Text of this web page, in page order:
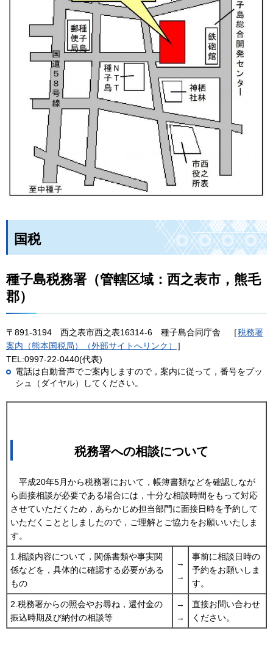
国税
種子島税務署（管轄区域：西之表市，熊毛
郡）
〒891-3194 西之表市西之表16314-6 種子島合同庁舎 ［税務署
案内（熊本国税局）（外部サイトへリンク）
］
TEL:0997-22-0440(代表)
電話は自動音声でご案内しますので，案内に従って，番号をプッ
シュ（ダイヤル）してください。
税務署への相談について
平成20年5月から税務署において，帳簿書類などを確認しなが
ら面接相談が必要である場合には，十分な相談時間をもって対応
させていただくため，あらかじめ担当部門に面接日時を予約して
いただくこととしましたので，ご理解とご協力をお願いいたしま
す。
1.相談内容について，関係書類や事実関
係などを，具体的に確認する必要がある
もの
→
→
事前に相談日時の
予約をお願いしま
す。
2.税務署からの照会やお尋ね，還付金の
振込時期及び納付の相談等
→
→
直接お問い合わせ
ください。